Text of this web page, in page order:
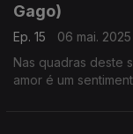
Gago)
Ep. 15
06 mai. 2025
Nas quadras deste
amor é um